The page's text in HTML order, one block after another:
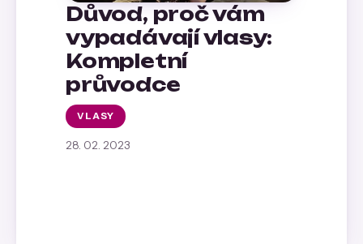
Důvod, proč vám
vypadávají vlasy:
Kompletní
průvodce
VLASY
28. 02. 2023